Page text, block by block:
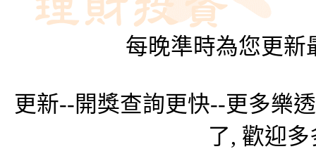
每晚準時為您更新
更新--開獎查詢更快--更多樂
了, 歡迎